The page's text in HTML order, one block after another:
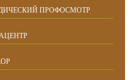
ПРОФОСМОТР